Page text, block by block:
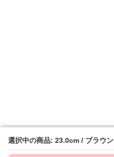
選択中の商品: 23.0cm / ブラウン
選択中の商品: 23.0cm / ブラウン